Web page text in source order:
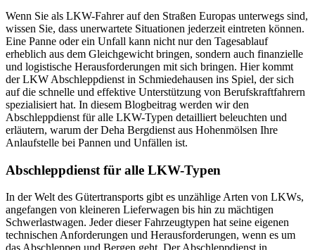
Wenn Sie als LKW-Fahrer auf den Straßen Europas unterwegs sind,
wissen Sie, dass unerwartete Situationen jederzeit eintreten können.
Eine Panne oder ein Unfall kann nicht nur den Tagesablauf
erheblich aus dem Gleichgewicht bringen, sondern auch finanzielle
und logistische Herausforderungen mit sich bringen. Hier kommt
der LKW Abschleppdienst in Schmiedehausen ins Spiel, der sich
auf die schnelle und effektive Unterstützung von Berufskraftfahrern
spezialisiert hat. In diesem Blogbeitrag werden wir den
Abschleppdienst für alle LKW-Typen detailliert beleuchten und
erläutern, warum der Deha Bergdienst aus Hohenmölsen Ihre
Anlaufstelle bei Pannen und Unfällen ist.
Abschleppdienst für alle LKW-Typen
In der Welt des Gütertransports gibt es unzählige Arten von LKWs,
angefangen von kleineren Lieferwagen bis hin zu mächtigen
Schwerlastwagen. Jeder dieser Fahrzeugtypen hat seine eigenen
technischen Anforderungen und Herausforderungen, wenn es um